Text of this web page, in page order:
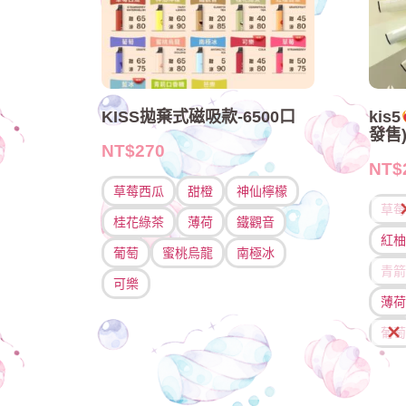
KISS拋棄式磁吸款-6500口
NT$270
草莓西瓜 甜橙
神仙檸檬
桂花綠茶
薄荷
鐵觀音
葡萄
蜜桃烏龍
南極冰
可樂
選擇規格
kis5
發售)
NT$
草
紅
青
薄荷
葡萄
選